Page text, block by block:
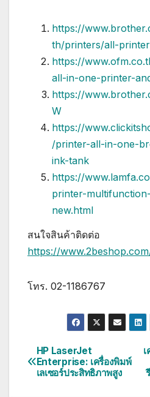
https://
th/printers/all-
https://
all-in-one-printer-
https://
W
https://
/printer-all-in-one-
ink-tank
https://
printer-
new.html
สนใจสินค้าติดต่อ
https://
โทร. 02-1186767
แนะแนว
เรื่อง
HP LaserJet
Enterprise: เครื่องพิมพ์
เลเซอร์ประสิทธิภาพสูง